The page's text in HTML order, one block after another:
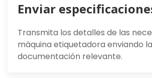
Enviar
Transmita los detalles de las
máquina etiquetadora enviando la
documentación relevante.